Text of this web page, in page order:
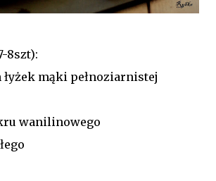
8szt):
łyżek mąki pełnoziarnistej
wanilinowego